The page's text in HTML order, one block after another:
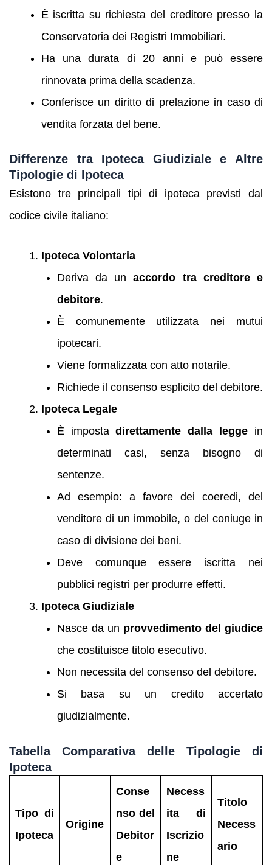
È iscritta su richiesta del creditore presso la
Conservatoria dei Registri Immobiliari.
Ha una durata di 20 anni e può essere
rinnovata prima della scadenza.
Conferisce un diritto di prelazione in caso di
vendita forzata del bene.
Differenze tra Ipoteca Giudiziale e Altre
Tipologie di Ipoteca
Esistono tre principali tipi di ipoteca previsti dal
codice civile italiano:
Ipoteca Volontaria
Deriva da unaccordo tra creditore e
debitore.
È comunemente utilizzata nei mutui
ipotecari.
Viene formalizzata con atto notarile.
Richiede il consenso esplicito del debitore.
Ipoteca Legale
È impostadirettamente dalla legge in
determinati casi, senza bisogno di
sentenze.
Ad esempio: a favore dei coeredi, del
venditore di un immobile, o del coniuge in
caso di divisione dei beni.
Deve comunque essere iscritta nei
pubblici registri per produrre effetti.
Ipoteca Giudiziale
Nasce da un provvedimento del giudice
che costituisce titolo esecutivo.
Non necessita del consenso del debitore.
Si basa su un credito accertato
giudizialmente.
Tabella Comparativa delle Tipologie di
Ipoteca
Tipo di
Ipoteca
Origine
Conse
nso del
Debitor
e
Necess
ita di
Iscrizio
ne
Titolo
Necess
ario